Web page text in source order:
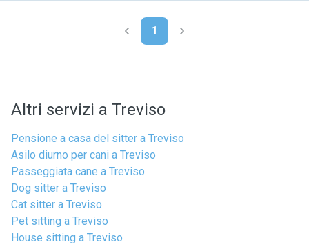
1
Altri servizi a Treviso
Pensione a casa del sitter a Treviso
Asilo diurno per cani a Treviso
Passeggiata cane a Treviso
Dog sitter a Treviso
Cat sitter a Treviso
Pet sitting a Treviso
House sitting a Treviso